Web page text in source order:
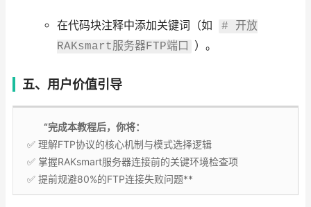
在代码块注释中添加关键词（如
# 开放
RAKsmart服务器FTP端口
）。
五、用户价值引导
“完成本教程后，你将：
✅ 理解FTP协议的核心机制与模式选择逻辑
✅ 掌握RAKsmart服务器连接前的关键环境检查项
✅ 提前规避80%的FTP连接失败问题**